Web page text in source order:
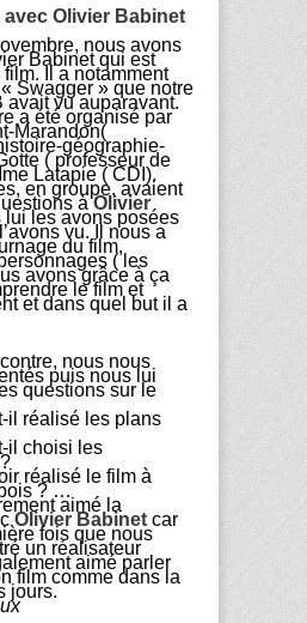
avec Olivier Babinet
nous avons
Babinet qui est
Il a notamment
Swagger » que notre
avait vu auparavant.
a été organisé par
Marandon(
géographie-
( professeur de
Latapie ( CDI).
en groupe, avaient
àOlivier
lui les avons posées
vu. Il nous a
du film,
( les
avons grâce à ça
le film et
et dans quel but il a
nous nous
puis nous lui
questions sur le
il réalisé les plans
il choisi les
réalisé le film à
? …
aimé la
Olivier Babinet car
fois que nous
un réalisateur
aimé parler
film comme dans la
jours.